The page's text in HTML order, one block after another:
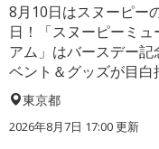
8月10日はスヌーピー
日！「スヌーピーミュ
アム」はバースデー記
ベント＆グッズが目白
東京都
2026年8月7日 17:00更新